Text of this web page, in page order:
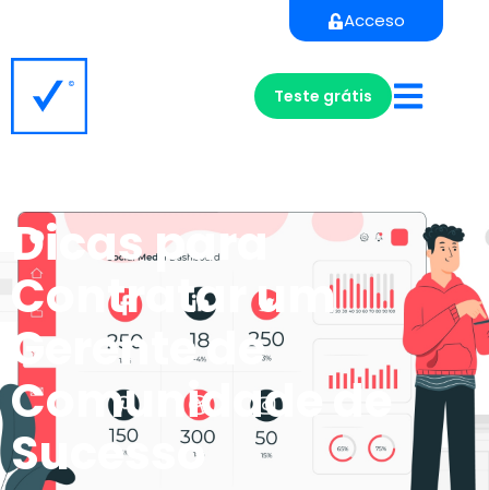
Acceso
Teste grátis
Dicas para
Contratar um
Gerente de
Comunidade de
Sucesso